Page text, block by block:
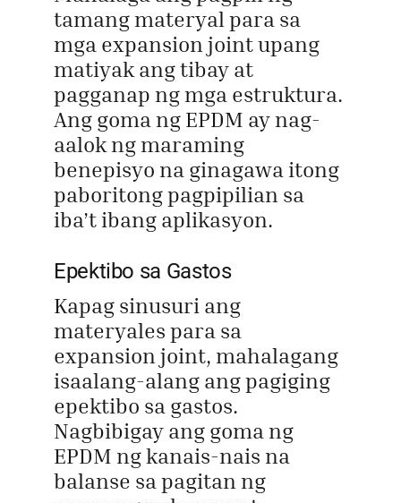
tamang materyal para sa
mga expansion joint upang
matiyak ang tibay at
pagganap ng mga estruktura.
Ang goma ng EPDM ay nag-
aalok ng maraming
benepisyo na ginagawa itong
paboritong pagpipilian sa
iba’t ibang aplikasyon.
Epektibo sa Gastos
Kapag sinusuri ang
materyales para sa
expansion joint, mahalagang
isaalang-alang ang pagiging
epektibo sa gastos.
Nagbibigay ang goma ng
EPDM ng kanais-nais na
balanse sa pagitan ng